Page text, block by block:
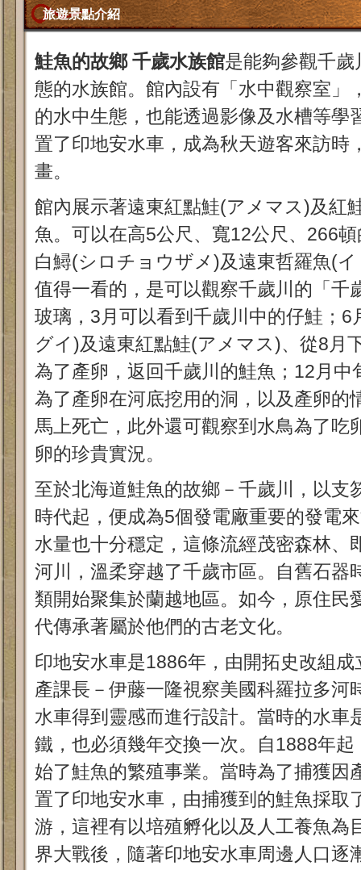
旅遊景點介紹
鮭魚的故鄉 千歲水族館是能夠參觀千
態的水族館。館內設有「水中觀察室」
的水中生態，也能透過影像及水槽等學
置了印地安水車，成為秋天遊客來訪時
畫。
館內展示著遠東紅點鮭(アメマス)及紅
魚。可以在高5公尺、寬12公尺、266
白鱘(シロチョウザメ)及遠東哲羅魚(
值得一看的，是可以觀察千歲川的「千
玻璃，3月可以看到千歲川中的仔鮭；6
グイ)及遠東紅點鮭(アメマス)、從8月
為了產卵，返回千歲川的鮭魚；12月中
為了產卵在河底挖用的洞，以及產卵的
馬上死亡，此外還可觀察到水鳥為了吃
卵的珍貴實況。
至於北海道鮭魚的故鄉－千歲川，以支
時代起，便成為5個發電廠重要的發電
水量也十分穩定，這條流經茂密森林、
河川，溫柔穿越了千歲市區。自舊石器
類開始聚集於蘭越地區。如今，原住民
代傳承著屬於他們的古老文化。
印地安水車是1886年，由開拓史改組
產課長－伊藤一隆視察美國科羅拉多河
水車得到靈感而進行設計。當時的水車
鐵，也必須幾年交換一次。自1888年
始了鮭魚的繁殖事業。當時為了捕獲因
置了印地安水車，由捕獲到的鮭魚採取
游，這裡有以培殖孵化以及人工養魚為
界大戰後，隨著印地安水車周邊人口逐